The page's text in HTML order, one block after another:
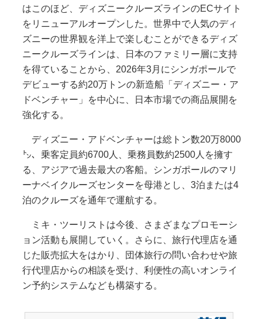
はこのほど、ディズニークルーズラインのECサイト
をリニューアルオープンした。世界中で人気のディ
ズニーの世界観を洋上で楽しむことができるディズ
ニークルーズラインは、日本のファミリー層に支持
を得ていることから、2026年3月にシンガポールで
デビューする約20万トンの新造船「ディズニー・ア
ドベンチャー」を中心に、日本市場での商品展開を
強化する。
ディズニー・アドベンチャーは総トン数20万8000
㌧、乗客定員約6700人、乗務員数約2500人を擁す
る、アジアで過去最大の客船。シンガポールのマリ
ーナベイクルーズセンターを母港とし、3泊または4
泊のクルーズを通年で運航する。
ミキ・ツーリストは今後、さまざまなプロモーシ
ョン活動も展開していく。さらに、旅行代理店を通
じた販売拡大をはかり、団体旅行の問い合わせや旅
行代理店からの相談を受け、利便性の高いオンライ
ン予約システムなども構築する。